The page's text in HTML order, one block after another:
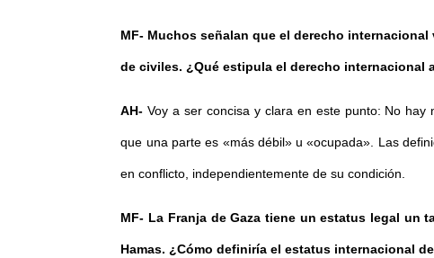
MF- Muchos señalan que el derecho
de civiles. ¿Qué estipula el derecho internacional
AH- Voy a ser concisa y clara en este punto: No
que una parte es «más débil» u «ocupada». Las
en conflicto, independientemente de su condición.
MF- La Franja de Gaza tiene un estatus legal un
Hamas. ¿Cómo definiría el estatus internacional